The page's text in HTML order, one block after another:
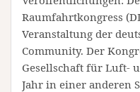
Raumfahrtkongress
Veranstaltung der
Community. Der
Gesellschaft für Luft-
Jahr in einer anderen